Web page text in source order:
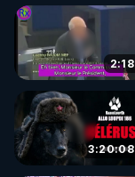
2:18
3:20:08